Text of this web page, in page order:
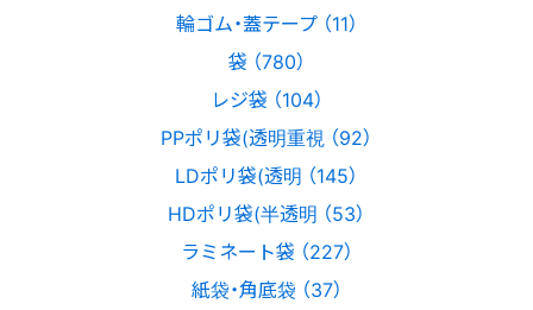
輪ゴム・蓋テープ （11）
袋 （780）
レジ袋 （104）
PPポリ袋(透明重視 （92）
LDポリ袋(透明 （145）
HDポリ袋(半透明 （53）
ラミネート袋 （227）
紙袋・角底袋 （37）